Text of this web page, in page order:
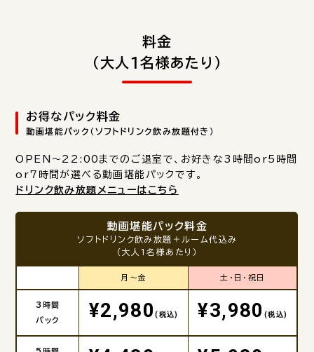
料金
（大人1名様あたり）
お得なパック料金
動画堪能パック（ソフトドリンク飲み放題付き）
OPEN～22:00までのご退室で、お好きな3時間or5時間
or7時間が選べる動画堪能パックです。
ドリンク飲み放題メニューはこちら
動画堪能パック料金
ソフトドリンク飲み放題＋ルーム代込み
（大人1名様あたり）
月～金 土・日・祝日
3時間
パック
¥2,980(税込) ¥3,980 (税込)